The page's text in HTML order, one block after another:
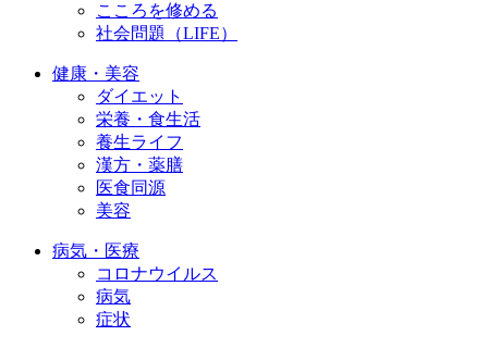
こころを修める
社会問題（LIFE）
健康・美容
ダイエット
栄養・食生活
養生ライフ
漢方・薬膳
医食同源
美容
病気・医療
コロナウイルス
病気
症状